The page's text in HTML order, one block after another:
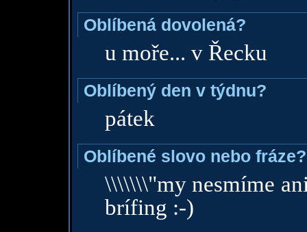
Oblíbená dovolená?
u moře... v Řecku
Oblíbený den v týdnu?
pátek
Oblíbené slovo nebo fráze?
\\\\\\\"my nesmíme
brífing :-)